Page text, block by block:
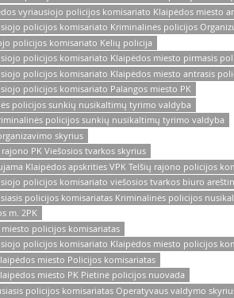
vyriausiojo policijos komisariato Klaipėdos miesto
policijos komisariato Kriminalinės policijos
policijos komisariato Kelių policija
policijos komisariato Klaipėdos miesto pirmasis
policijos komisariato Klaipėdos miesto antrasis
policijos komisariato Palangos miesto PK
policijos sunkių nusikaltimų tyrimo valdyba
policijos sunkių nusikaltimų tyrimo valdyba
skyrius
PK Viešosios tvarkos skyrius
Klaipėdos apskrities VPK Telšių rajono policijos
policijos komisariato viešosios tvarkos biuro
policijos komisariatas Kriminalinės policijos
m. 2PK
policijos komisariatas
policijos komisariato Klaipėdos miesto policijos
miesto Policijos komisariatas
miesto PK Pietinė policijos nuovada
policijos komisariatas Operatyvaus valdymo